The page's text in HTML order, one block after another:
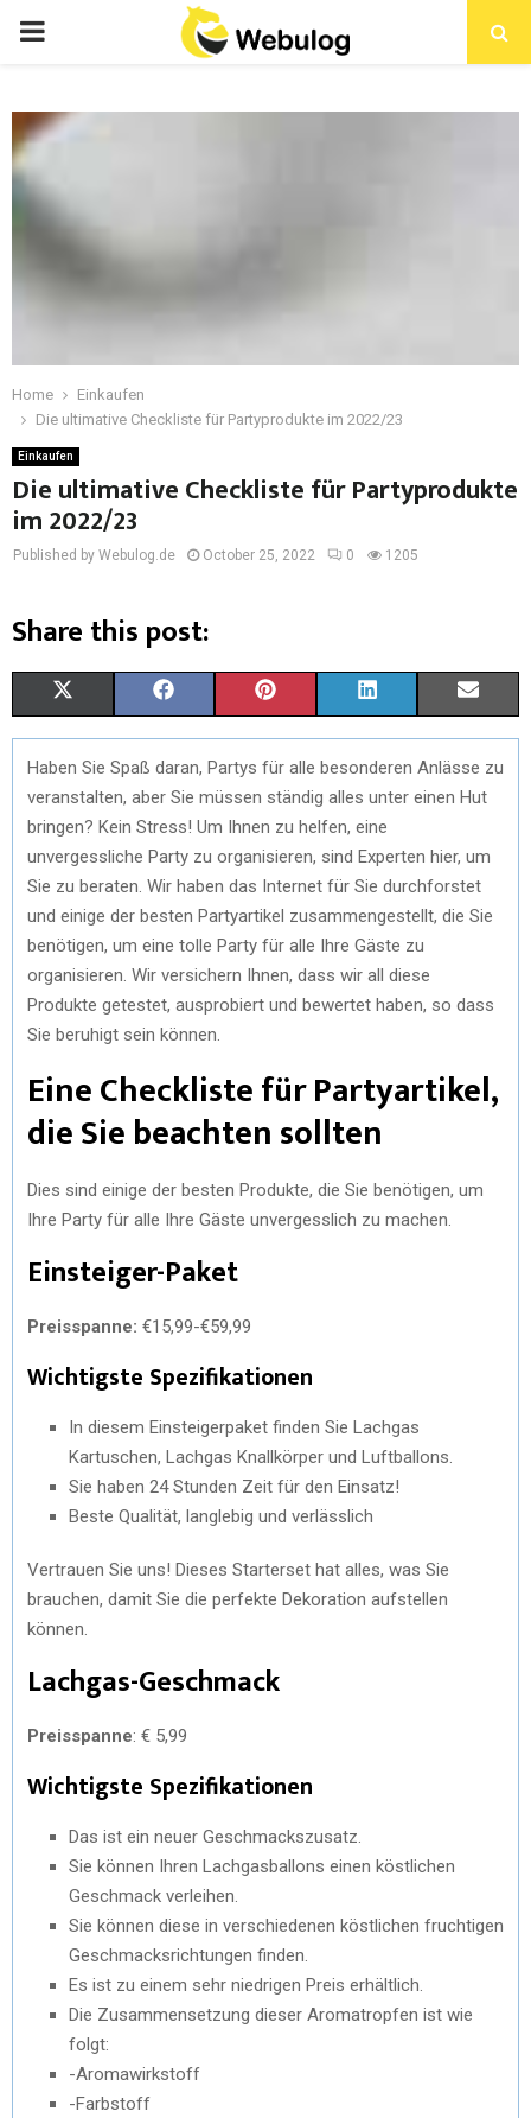
Home
Einkaufen
Die ultimative Checkliste für Partyprodukte im 2022/23
Einkaufen
Die ultimative Checkliste für Partyprodukte
im 2022/23
Published by Webulog.de October 25, 2022 0 1205
Share this post:
(
T
W
I
T
T
R
A
C
E
B
O
I
N
T
E
E
I
N
E
I
M
A
L
Haben Sie Spaß daran, Partys für alle besonderen Anlässe zu
veranstalten, aber Sie müssen ständig alles unter einen Hut
bringen? Kein Stress! Um Ihnen zu helfen, eine
unvergessliche Party zu organisieren, sind Experten hier, um
Sie zu beraten. Wir haben das Internet für Sie durchforstet
und einige der besten Partyartikel zusammengestellt, die Sie
benötigen, um eine tolle Party für alle Ihre Gäste zu
organisieren. Wir versichern Ihnen, dass wir all diese
Produkte getestet, ausprobiert und bewertet haben, so dass
Sie beruhigt sein können.
Eine Checkliste für Partyartikel,
die Sie beachten sollten
Dies sind einige der besten Produkte, die Sie benötigen, um
Ihre Party für alle Ihre Gäste unvergesslich zu machen.
Einsteiger-Paket
Preisspanne: €15,99-€59,99
Wichtigste Spezifikationen
In diesem Einsteigerpaket finden Sie Lachgas
Kartuschen, Lachgas Knallkörper und Luftballons.
Sie haben 24 Stunden Zeit für den Einsatz!
Beste Qualität, langlebig und verlässlich
Vertrauen Sie uns! Dieses Starterset hat alles, was Sie
brauchen, damit Sie die perfekte Dekoration aufstellen
können.
Lachgas-Geschmack
Preisspanne: € 5,99
Wichtigste Spezifikationen
Das ist ein neuer Geschmackszusatz.
Sie können Ihren Lachgasballons einen köstlichen
Geschmack verleihen.
Sie können diese in verschiedenen köstlichen fruchtigen
Geschmacksrichtungen finden.
Es ist zu einem sehr niedrigen Preis erhältlich.
Die Zusammensetzung dieser Aromatropfen ist wie
folgt:
-Aromawirkstoff
-Farbstoff